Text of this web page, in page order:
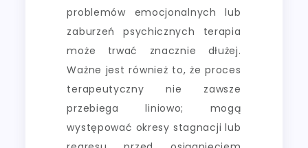
problemów emocjonalnych lub
zaburzeń psychicznych terapia
może trwać znacznie dłużej.
Ważne jest również to, że proces
terapeutyczny nie zawsze
przebiega liniowo; mogą
występować okresy stagnacji lub